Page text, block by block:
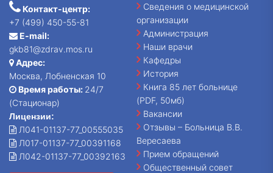
Контакт-центр:
+7 (499) 450-55-81
E-mail:
gkb81@zdrav.mos.ru
Адрес:
Москва, Лобненская 10
Время работы: 24/7
(Стационар)
Лицензии:
Л041-01137-77_00555035
Л017-01137-77_00391168
Л042-01137-77_00392163
Сведения о медицинской
организации
Администрация
Наши врачи
Кафедры
История
Книга 85 лет больнице
(PDF, 50мб)
Вакансии
Отзывы – Больница В.В.
Вересаева
Прием обращений
Общественный совет